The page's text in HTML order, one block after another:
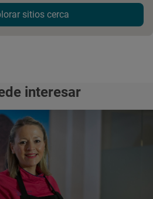
sitios cerca
interesar